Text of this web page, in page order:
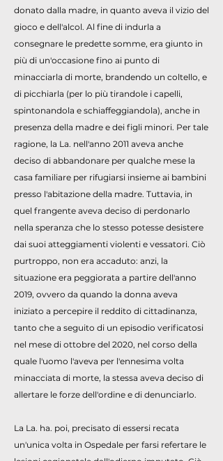
donato dalla madre, in quanto aveva il vizio del
gioco e dell'alcol. Al fine di indurla a
consegnare le predette somme, era giunto in
più di un'occasione fino ai punto di
minacciarla di morte, brandendo un coltello, e
di picchiarla (per lo più tirandole i capelli,
spintonandola e schiaffeggiandola), anche in
presenza della madre e dei figli minori. Per tale
ragione, la La. nell'anno 2011 aveva anche
deciso di abbandonare per qualche mese la
casa familiare per rifugiarsi insieme ai bambini
presso l'abitazione della madre. Tuttavia, in
quel frangente aveva deciso di perdonarlo
nella speranza che lo stesso potesse desistere
dai suoi atteggiamenti violenti e vessatori. Ciò
purtroppo, non era accaduto: anzi, la
situazione era peggiorata a partire dell'anno
2019, ovvero da quando la donna aveva
iniziato a percepire il reddito di cittadinanza,
tanto che a seguito di un episodio verificatosi
nel mese di ottobre del 2020, nel corso della
quale l'uomo l'aveva per l'ennesima volta
minacciata di morte, la stessa aveva deciso di
allertare le forze dell'ordine e di denunciarlo.
La La. ha. poi, precisato di essersi recata
un'unica volta in Ospedale per farsi refertare le